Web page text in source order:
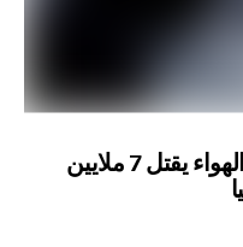
منظمة الصحة العالمية: تلوث الهواء يقتل 7 ملايين